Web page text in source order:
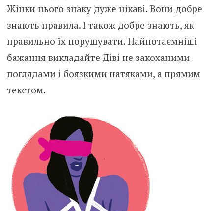
Жінки цього знаку дуже цікаві. Вони добре
знають правила. І також добре знають, як
правильно їх порушувати. Найпотаємніші
бажання викладайте Діві не закоханими
поглядами і боязкими натяками, а прямим
текстом.